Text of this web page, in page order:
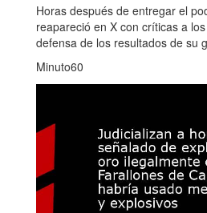
Horas después de entregar el
reapareció en X con críticas a
defensa de los resultados de su
Minuto60